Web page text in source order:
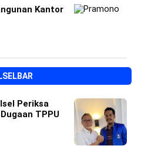
Kantor
Periksa
TPPU